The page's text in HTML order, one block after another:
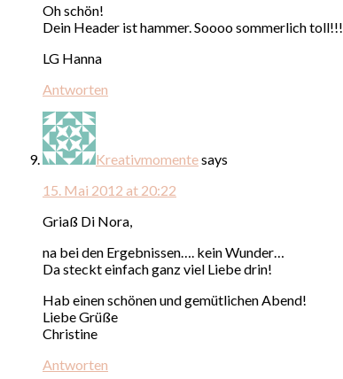
Oh schön!
Dein Header ist hammer. Soooo sommerlich toll!!!
LG Hanna
Antworten
Kreativmomentesays
15. Mai 2012 at 20:22
Griaß Di Nora,
na bei den Ergebnissen…. kein Wunder…
Da steckt einfach ganz viel Liebe drin!
Hab einen schönen und gemütlichen Abend!
Liebe Grüße
Christine
Antworten